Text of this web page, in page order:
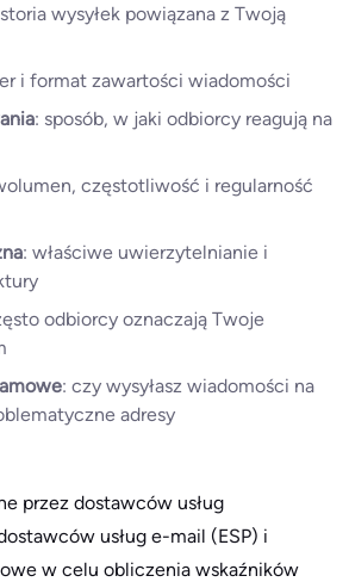
wysyłek powiązana z Twoją
i format zawartości wiadomości
: sposób, w jaki odbiorcy reagują na
częstotliwość i regularność
: właściwe uwierzytelnianie i
odbiorcy oznaczają Twoje
: czy wysyłasz wiadomości na
adresy
przez dostawców usług
usług e-mail (ESP) i
w celu obliczenia wskaźników